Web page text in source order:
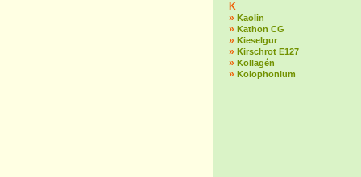
K
» Kaolin
» Kathon CG
» Kieselgur
» Kirschrot E127
» Kollagén
» Kolophonium